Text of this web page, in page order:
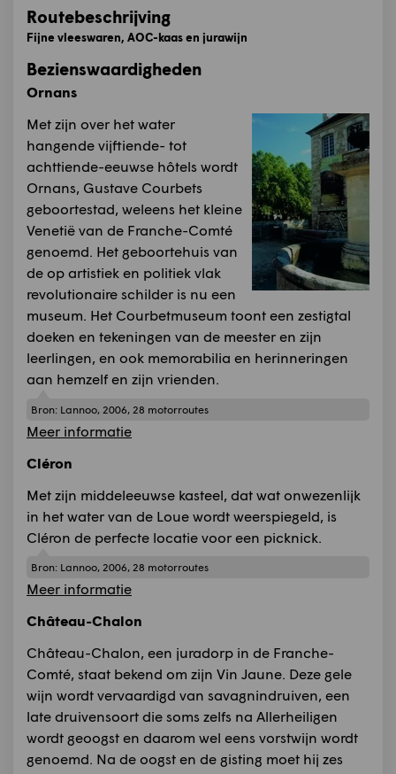
Routebeschrijving
Fijne vleeswaren, AOC-kaas en jurawijn
Bezienswaardigheden
Ornans
Met zijn over het water
hangende vijftiende- tot
achttiende-eeuwse hôtels wordt
Ornans, Gustave Courbets
geboortestad, weleens het kleine
Venetië van de Franche-Comté
genoemd. Het geboortehuis van
de op artistiek en politiek vlak
revolutionaire schilder is nu een
museum. Het Courbetmuseum toont een zestigtal
doeken en tekeningen van de meester en zijn
leerlingen, en ook memorabilia en herinneringen
aan hemzelf en zijn vrienden.
Bron: Lannoo, 2006, 28 motorroutes
Meer informatie
Cléron
Met zijn middeleeuwse kasteel, dat wat onwezenlijk
in het water van de Loue wordt weerspiegeld, is
Cléron de perfecte locatie voor een picknick.
Bron: Lannoo, 2006, 28 motorroutes
Meer informatie
Château-Chalon
Château-Chalon, een juradorp in de Franche-
Comté, staat bekend om zijn Vin Jaune. Deze gele
wijn wordt vervaardigd van savagnindruiven, een
late druivensoort die soms zelfs na Allerheiligen
wordt geoogst en daarom wel eens vorstwijn wordt
genoemd. Na de oogst en de gisting moet hij zes